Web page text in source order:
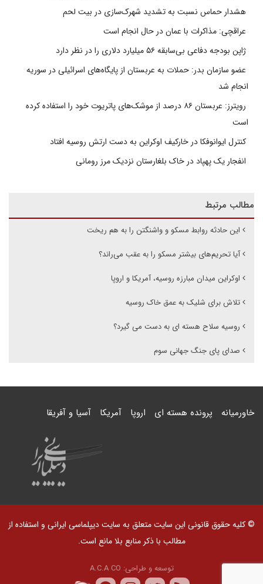
هشدار حماس نسبت به تشدید شهرک‌سازی در بیت‌ لحم
عراقچی: مذاکرات با عمان در حال انجام است
ژاپن بودجه دفاعی بی‌سابقه ۵۶ میلیارد دلاری را در نظر دارد
عضو سازمان بدر: حملات به عربستان از پایگاه‌های اسرائیلی در سوریه
انجام شد
رویترز: عربستان ۸۶ درصد از موشک‌های پاتریوت خود را استفاده کرده
است
کنترل ایوانوفکا در خارکیف اوکراین به دست ارتش روسیه افتاد
انفجار یک پهپاد در خاک بلغارستان نزدیک مرز رومانی
مطالب مرتبط
این حادثه روابط مسکو و واشنگتن را به هم ریخت
آیا تحریم‌های بیشتر مسکو را به عقب می‌راند؟
اوکراین میدان مبارزه روسیه، آمریکا و اروپا
تلاش برای شلیک به عمق خاک روسیه
روسیه سلاح هسته ای به دست می گیرد؟
صدای پای جنگ جهانی سوم
خاورمیانه پرونده هسته ای اروپا آمریکا آسیا و آفریقا
© کلیه حقوق قانونی این سایت متعلق به سایت دیپلماسی ایرانی و استفاده از
مطالب با ذکر منابع بلا مانع است.
توسعه و طراحی: A.C.A CO